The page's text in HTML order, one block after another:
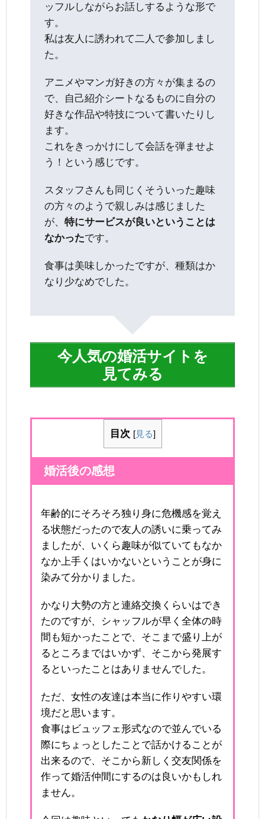
ッフルしながらお話しするような形で
す。
私は友人に誘われて二人で参加しまし
た。
アニメやマンガ好きの方々が集まるの
で、自己紹介シートなるものに自分の
好きな作品や特技について書いたりし
ます。
これをきっかけにして会話を弾ませよ
う！という感じです。
スタッフさんも同じくそういった趣味
の方々のようで親しみは感じました
が、 特にサービスが良いということは
なかったです。
食事は美味しかったですが、種類はか
なり少なめでした。
今人気の婚活サイトを
見てみる
目次 [見る]
婚活後の感想
年齢的にそろそろ独り身に危機感を覚え
る状態だったので友人の誘いに乗ってみ
ましたが、いくら趣味が似ていてもなか
なか上手くはいかないということが身に
染みて分かりました。
かなり大勢の方と連絡交換くらいはでき
たのですが、シャッフルが早く全体の時
間も短かったことで、そこまで盛り上が
るところまではいかず、そこから発展す
るといったことはありませんでした。
ただ、女性の友達は本当に作りやすい環
境だと思います。
食事はビュッフェ形式なので並んでいる
際にちょっとしたことで話かけることが
出来るので、そこから新しく交友関係を
作って婚活仲間にするのは良いかもしれ
ません。